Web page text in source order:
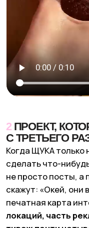
С типографией сразу
Я принципиально
напечатали несколько
с четырьмя тысячами
не знаю, как я нашла
на перепечатке.Потом
раз — смазали логотип
Нормально получилось
Финальный номер
за день до ивента